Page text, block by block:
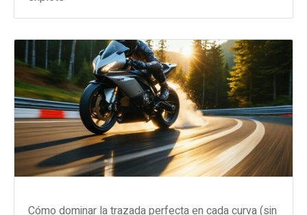
Cómo dominar la trazada perfecta en cada curva (sin